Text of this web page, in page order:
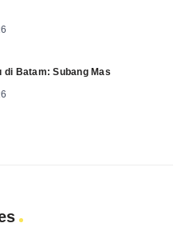
di Batam: Subang Mas